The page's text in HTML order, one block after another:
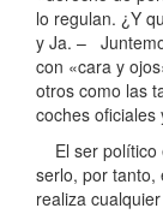
lo regulan. ¿Y
y Ja. –
con «cara y
otros como las
coches oficiales
El ser político
serlo, por tanto,
realiza